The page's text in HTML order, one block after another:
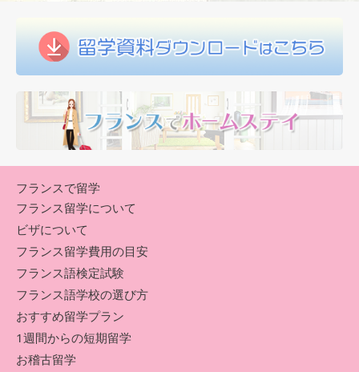
フランスで留学
フランス留学について
ビザについて
フランス留学費用の目安
フランス語検定試験
フランス語学校の選び方
おすすめ留学プラン
1週間からの短期留学
お稽古留学